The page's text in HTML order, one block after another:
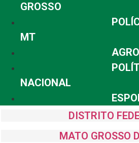
GROSSO
MT
NACIONAL
DISTRITO
MATO GROSSO